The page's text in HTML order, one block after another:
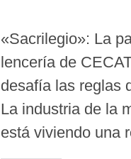
«Sacrilegio»: La
lencería de
desafía las reglas
La industria de la
está viviendo una